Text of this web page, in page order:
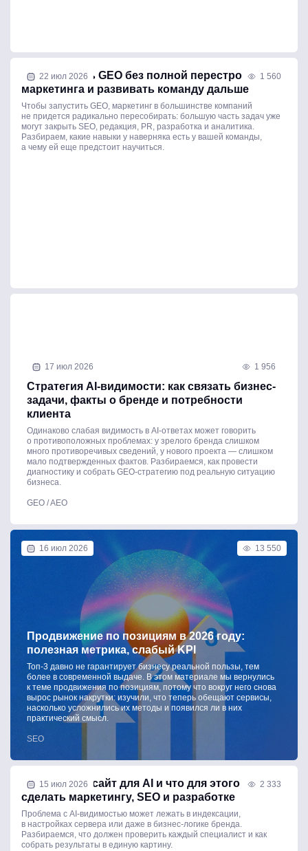
22 июл 2026 1 560
Как внедрить GEO без полной перестройки
маркетинга и развивать команду дальше
Чтобы запустить GEO, маркетинг в большинстве компаний
не придется радикально пересобирать: большую часть задач уже
могут закрыть SEO, редакция, PR, разработка и аналитика.
Разбираем, какие навыки у наверняка есть у вашей команды,
а чему ей еще предстоит научиться.
17 июл 2026 1 956
Стратегия AI-видимости: как связать бизнес-
задачи, факты о бренде и потребности
клиента
Одинаково слабая видимость в AI-ответах может говорить
о противоположных проблемах: у зрелого бренда слишком
много противоречивых сведений, у нового проекта — слишком
мало подтвержденных фактов. Разбираемся, как провести
диагностику и собрать GEO-стратегию под реальную ситуацию
бизнеса.
GEO / AEO
16 июл 2026 13 550
Продвижение по позициям в 2026 году:
полезная метрика, слабый KPI
Топ-3 давно не гарантирует бизнесу реальной пользы, тем
более в современной выдаче. В этом материале мы вернулись
к теме продвижения по позициям, потому что вокруг него снова
вырос рынок накрутки: изучили, что теперь обещают сервисы,
насколько усложнились их методы и появился ли в них
практический смысл.
SEO
15 июл 2026 2 333
Как открыть сайт для AI и что для этого
сделать маркетингу, SEO и разработке
Проблема с AI-видимостью может лежать в индексации,
в настройках сервера или даже в бизнес-логике бренда.
Разбираемся, что должен проверить каждый специалист и как
собрать результаты в единую картину.